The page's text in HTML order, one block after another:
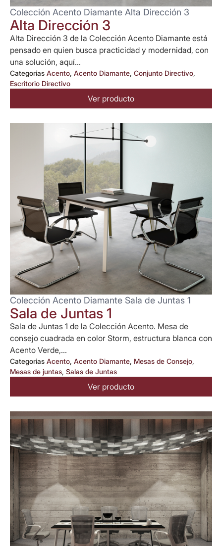
Colección Acento Diamante Alta Dirección 3
Alta Dirección 3
Alta Dirección 3 de la Colección Acento Diamante está
pensado en quien busca practicidad y modernidad, con
una solución, aquí...
Categorias Acento, Acento Diamante, Conjunto Directivo,
Escritorio Directivo
Ver producto
Colección Acento Diamante Sala de Juntas 1
Sala de Juntas 1
Sala de Juntas 1 de la Colección Acento. Mesa de
consejo cuadrada en color Storm, estructura blanca con
Acento Verde,...
Categorias Acento, Acento Diamante, Mesas de Consejo,
Mesas de juntas, Salas de Juntas
Ver producto